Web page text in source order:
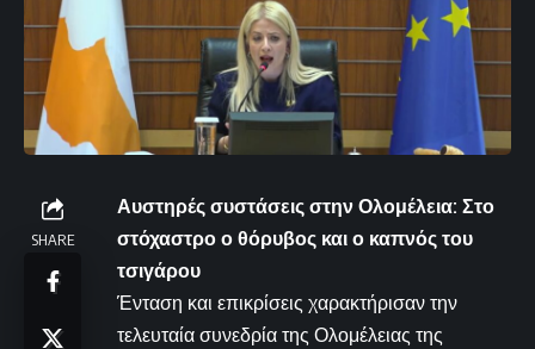
SHARE
Αυστηρές συστάσεις στην Ολομέλεια: Στο
στόχαστρο ο θόρυβος και ο καπνός του
τσιγάρου
Ένταση και επικρίσεις χαρακτήρισαν την
τελευταία συνεδρία της Ολομέλειας της